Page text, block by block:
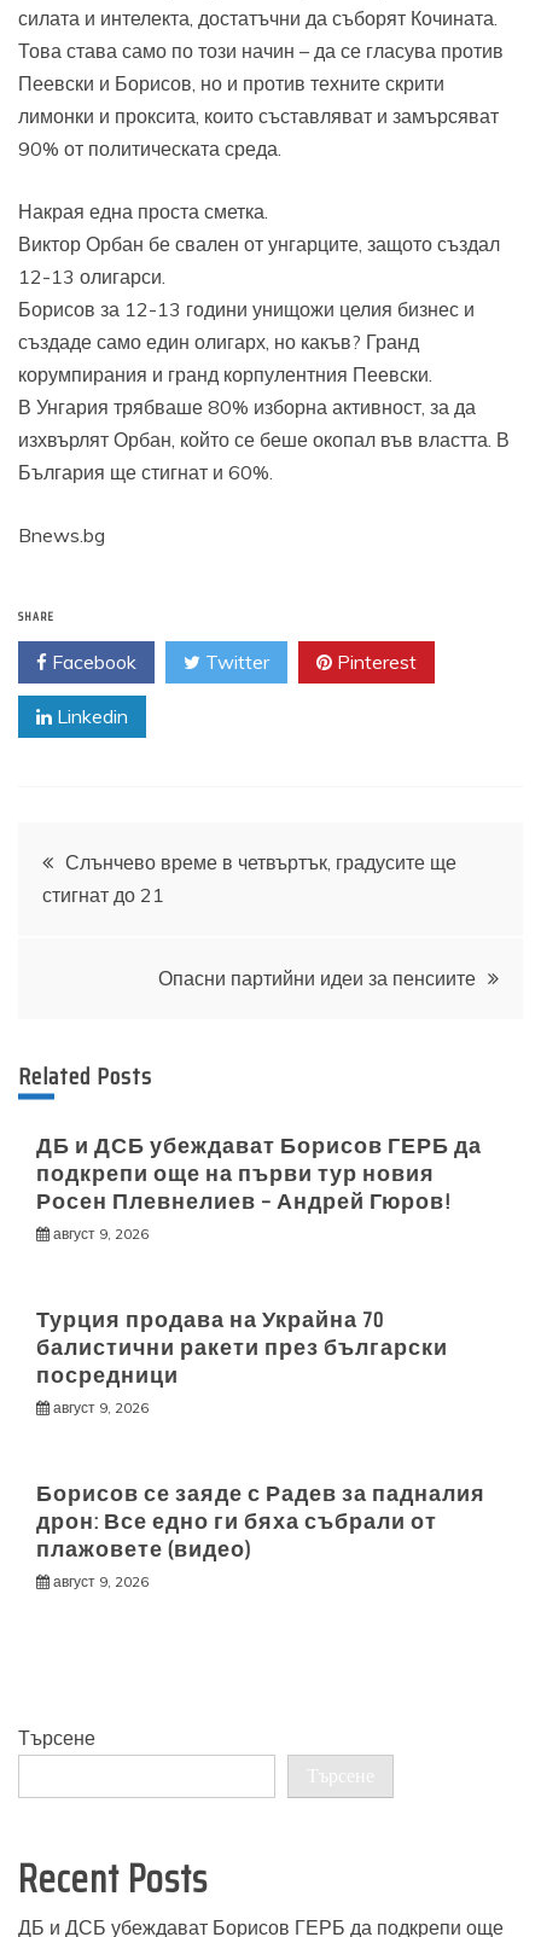
силата и интелекта, достатъчни да съборят Кочината.
Това става само по този начин – да се гласува против
Пеевски и Борисов, но и против техните скрити
лимонки и проксита, които съставляват и замърсяват
90% от политическата среда.
Накрая една проста сметка.
Виктор Орбан бе свален от унгарците, защото създал
12-13 олигарси.
Борисов за 12-13 години унищожи целия бизнес и
създаде само един олигарх, но какъв? Гранд
корумпирания и гранд корпулентния Пеевски.
В Унгария трябваше 80% изборна активност, за да
изхвърлят Орбан, който се беше окопал във властта. В
България ще стигнат и 60%.
Bnews.bg
SHARE
Facebook Twitter Pinterest
Linkedin
Навигация
Слънчево време в четвъртък, градусите ще
стигнат до 21
Опасни партийни идеи за пенсиите
Related Posts
ДБ и ДСБ убеждават Борисов ГЕРБ да
подкрепи още на първи тур новия
Росен Плевнелиев – Андрей Гюров!
август 9, 2026
Турция продава на Украйна 70
балистични ракети през български
посредници
август 9, 2026
Борисов се заяде с Радев за падналия
дрон: Все едно ги бяха събрали от
плажовете (видео)
август 9, 2026
Търсене
Търсене
Recent Posts
ДБ и ДСБ убеждават Борисов ГЕРБ да подкрепи още